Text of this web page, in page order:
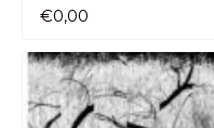
€0,00